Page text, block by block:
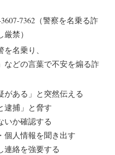
3607-7362（警察を名乗る詐
禁）
名乗り、
などの言葉で不安を煽る詐
がある」と突然伝える
逮捕」と脅す
いか確認する
個人情報を聞き出す
連絡を強要する